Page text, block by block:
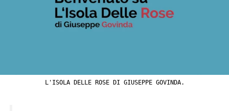
L'ISOLA DELLE ROSE DI GIUSEPPE GOVINDA.